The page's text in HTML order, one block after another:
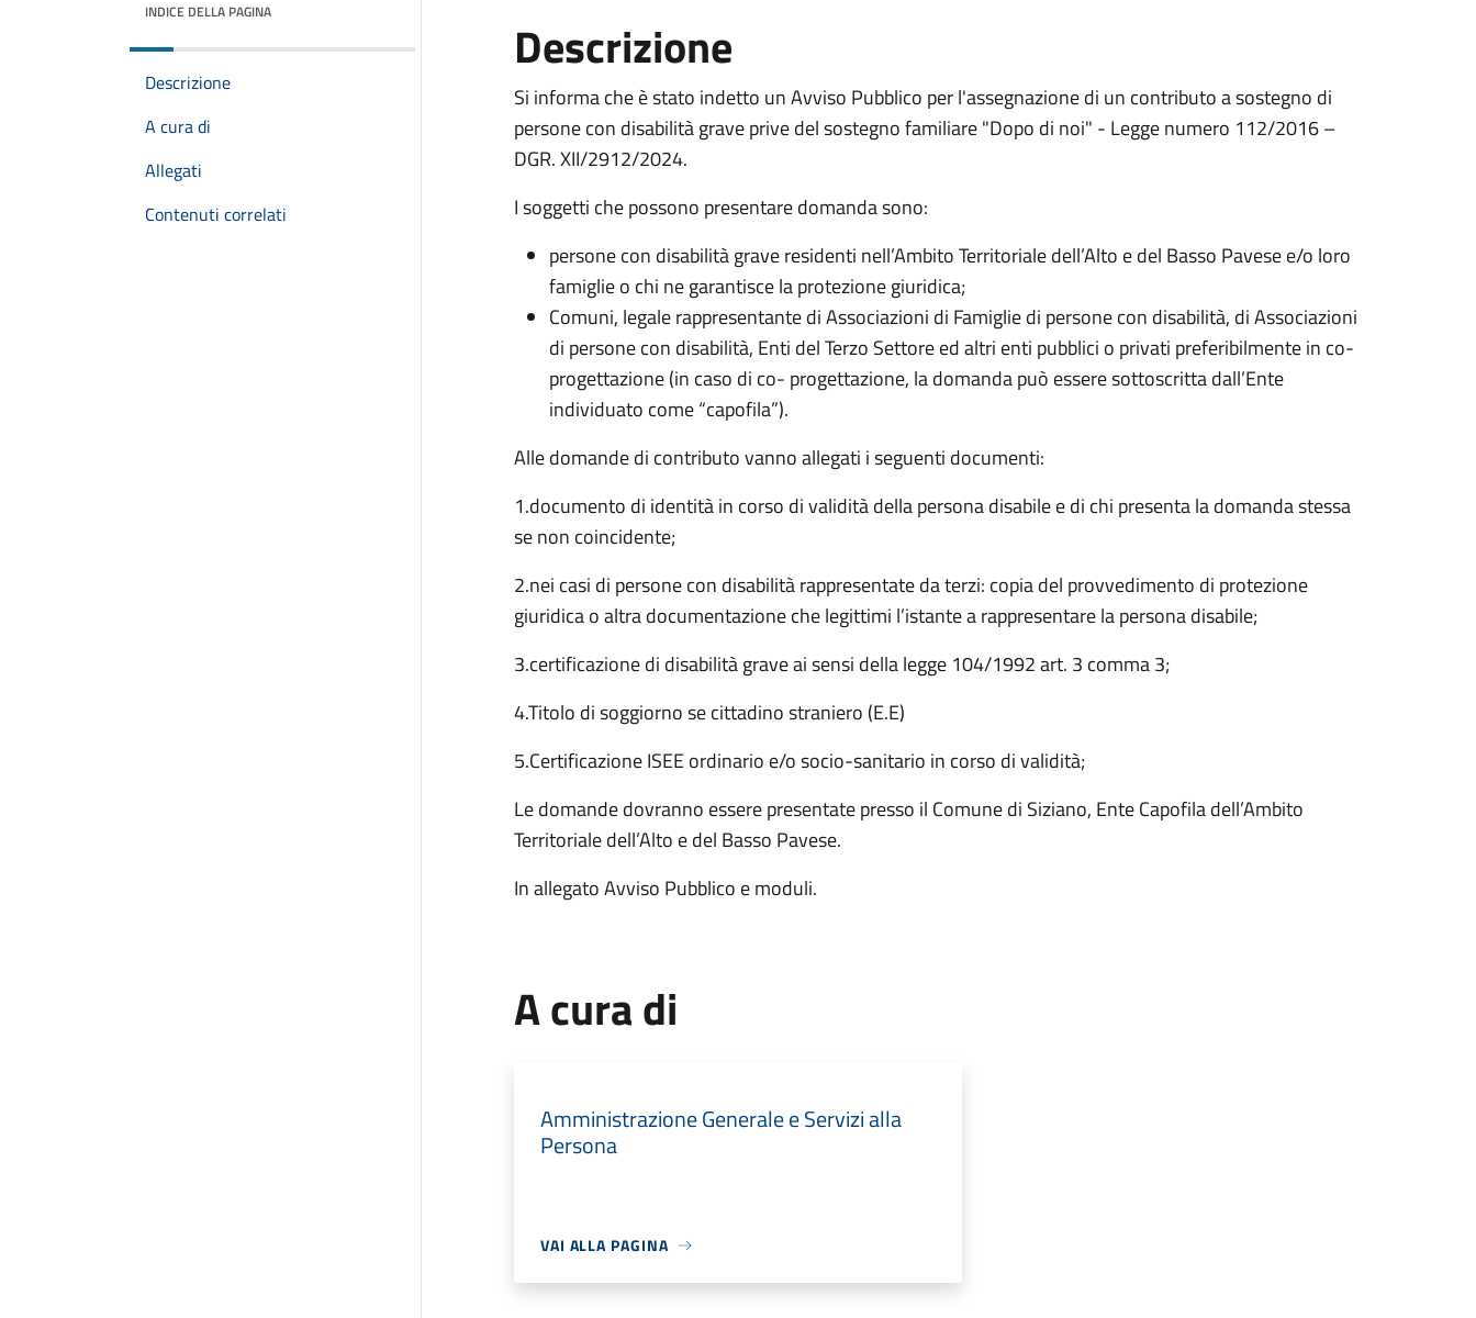
INDICE DELLA PAGINA
Descrizione
A cura di
Allegati
Contenuti correlati
Descrizione
Si informa che è stato indetto un Avviso Pubblico per l'assegnazione di un contributo a sostegno di
persone con disabilità grave prive del sostegno familiare "Dopo di noi" - Legge numero 112/2016 –
DGR. XII/2912/2024.
I soggetti che possono presentare domanda sono:
persone con disabilità grave residenti nell’Ambito Territoriale dell’Alto e del Basso Pavese e/o loro
famiglie o chi ne garantisce la protezione giuridica;
Comuni, legale rappresentante di Associazioni di Famiglie di persone con disabilità, di Associazioni
di persone con disabilità, Enti del Terzo Settore ed altri enti pubblici o privati preferibilmente in co-
progettazione (in caso di co- progettazione, la domanda può essere sottoscritta dall’Ente
individuato come “capofila”).
Alle domande di contributo vanno allegati i seguenti documenti:
1.documento di identità in corso di validità della persona disabile e di chi presenta la domanda stessa
se non coincidente;
2.nei casi di persone con disabilità rappresentate da terzi: copia del provvedimento di protezione
giuridica o altra documentazione che legittimi l’istante a rappresentare la persona disabile;
3.certificazione di disabilità grave ai sensi della legge 104/1992 art. 3 comma 3;
4.Titolo di soggiorno se cittadino straniero (E.E)
5.Certificazione ISEE ordinario e/o socio-sanitario in corso di validità;
Le domande dovranno essere presentate presso il Comune di Siziano, Ente Capofila dell’Ambito
Territoriale dell’Alto e del Basso Pavese.
In allegato Avviso Pubblico e moduli.
A cura di
Amministrazione Generale e Servizi alla
Persona
VAI ALLA PAGINA